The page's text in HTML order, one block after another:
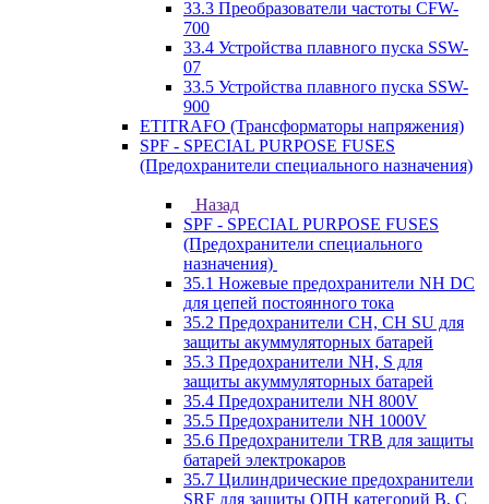
33.3 Преобразователи частоты CFW-
700
33.4 Устройства плавного пуска SSW-
07
33.5 Устройства плавного пуска SSW-
900
ETITRAFO (Трансформаторы напряжения)
SPF - SPECIAL PURPOSE FUSES
(Предохранители специального назначения)
Назад
SPF - SPECIAL PURPOSE FUSES
(Предохранители специального
назначения)
35.1 Ножевые предохранители NH DC
для цепей постоянного тока
35.2 Предохранители CH, CH SU для
защиты акуммуляторных батарей
35.3 Предохранители NH, S для
защиты акуммуляторных батарей
35.4 Предохранители NH 800V
35.5 Предохранители NH 1000V
35.6 Предохранители TRB для защиты
батарей электрокаров
35.7 Цилиндрические предохранители
SRF для защиты ОПН категорий B, C